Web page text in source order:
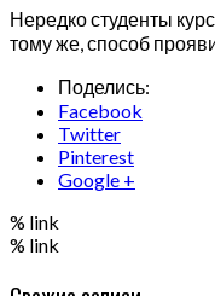
Нередко студенты
тому же, способ
Поделись:
Facebook
Twitter
Pinterest
Google +
% link
% link